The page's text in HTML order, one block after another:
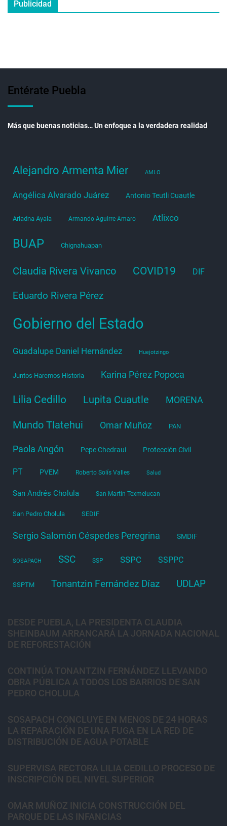
Publicidad
Entérate Puebla
Más que buenas noticias… Un enfoque a la verdadera realidad
Alejandro Armenta Mier AMLO
Angélica Alvarado Juárez Antonio Teutli Cuautle
Ariadna Ayala Armando Aguirre Amaro Atlixco
BUAP Chignahuapan
Claudia Rivera Vivanco COVID19 DIF
Eduardo Rivera Pérez
Gobierno del Estado
Guadalupe Daniel Hernández Huejotzingo
Juntos Haremos Historia Karina Pérez Popoca
Lilia Cedillo Lupita Cuautle MORENA
Mundo Tlatehui Omar Muñoz PAN
Paola Angón Pepe Chedraui Protección Civil
PT PVEM Roberto Solís Valles Salud
San Andrés Cholula San Martín Texmelucan
San Pedro Cholula SEDIF
Sergio Salomón Céspedes Peregrina SMDIF
SOSAPACH SSC SSP SSPC SSPPC
SSPTM Tonantzin Fernández Díaz UDLAP
DESDE PUEBLA, LA PRESIDENTA CLAUDIA
SHEINBAUM ARRANCARÁ LA JORNADA NACIONAL
DE REFORESTACIÓN
CONTINÚA TONANTZIN FERNÁNDEZ LLEVANDO
OBRA PÚBLICA A TODOS LOS BARRIOS DE SAN
PEDRO CHOLULA
SOSAPACH CONCLUYE EN MENOS DE 24 HORAS
LA REPARACIÓN DE UNA FUGA EN LA RED DE
DISTRIBUCIÓN DE AGUA POTABLE
SUPERVISA RECTORA LILIA CEDILLO PROCESO DE
INSCRIPCIÓN DEL NIVEL SUPERIOR
OMAR MUÑOZ INICIA CONSTRUCCIÓN DEL
PARQUE DE LAS INFANCIAS